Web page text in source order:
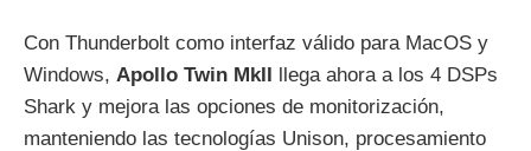
Con Thunderbolt como interfaz válido para MacOS y
Windows, Apollo Twin MkII llega ahora a los 4 DSPs
Shark y mejora las opciones de monitorización,
manteniendo las tecnologías Unison, procesamiento